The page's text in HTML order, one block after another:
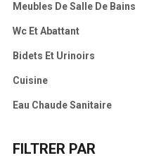
Meubles De Salle De Bains
Wc Et Abattant
Bidets Et Urinoirs
Cuisine
Eau Chaude Sanitaire
FILTRER PAR